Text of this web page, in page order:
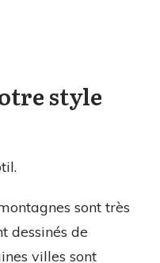
style
sont très
dessinés de
villes sont